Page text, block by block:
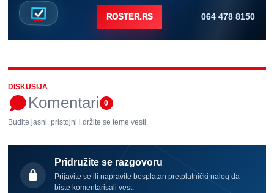
ROSTER.RS 064 478 8150
DISKUSIJA
Komentari 0
Budite jasni, pristojni i držite se teme vesti.
Pridružite se razgovoru
Prijavite se ili napravite besplatan pretplatnički nalog da
biste komentarisali vest.